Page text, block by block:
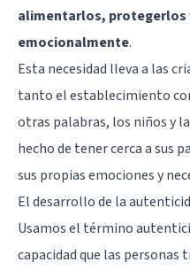
alimentarlos, protegerlos
emocionalmente.
Esta necesidad lleva a las
tanto el establecimiento
otras palabras, los niños y
hecho de tener cerca a sus
sus propias emociones y
El desarrollo de la
Usamos el término
capacidad que las personas